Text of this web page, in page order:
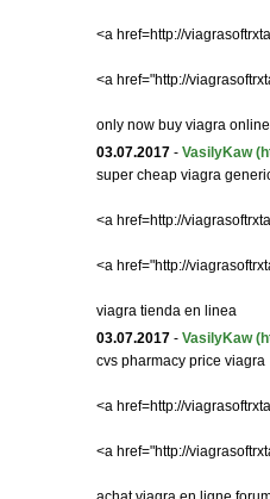
<a href=http://
<a href="http://
only now buy viagra
03.07.2017 - VasilyKaw
super cheap viagra
<a href=http://
<a href="http://
viagra tienda en linea
03.07.2017 - VasilyKaw
cvs pharmacy price viagra
<a href=http://
<a href="http://